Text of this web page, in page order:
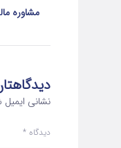
مشاوره
نشانی
دیدگاه *